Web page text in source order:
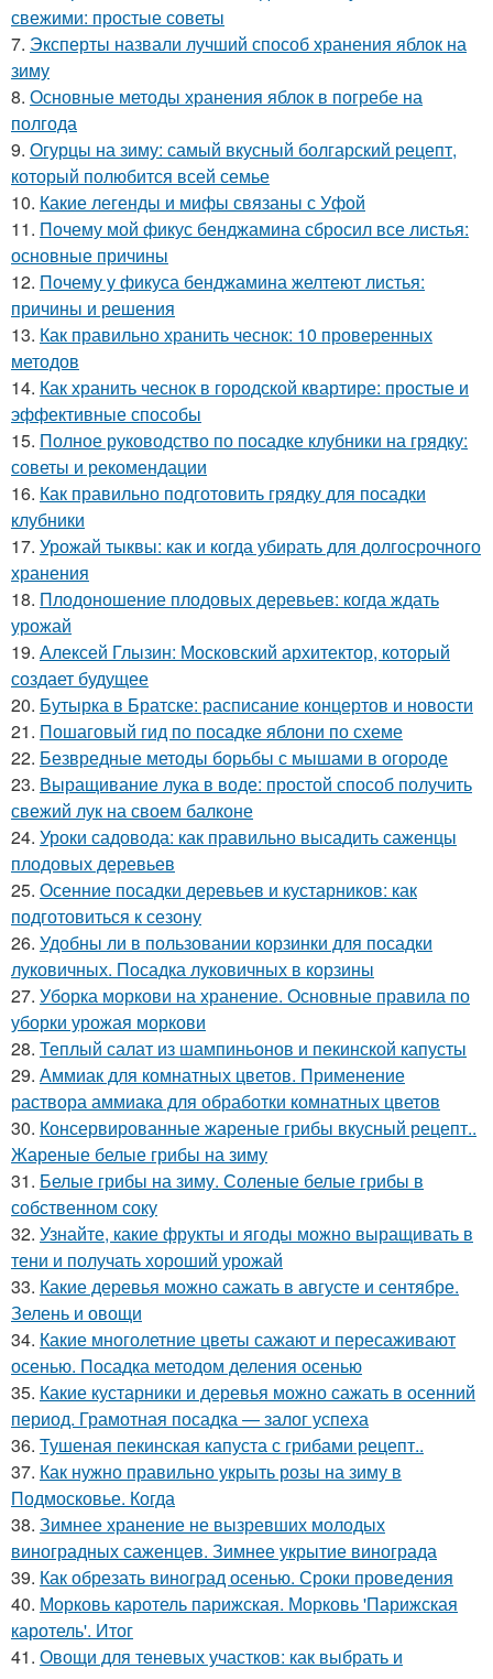
свежими: простые советы
7. Эксперты назвали лучший способ хранения яблок на
зиму
8. Основные методы хранения яблок в погребе на
полгода
9. Огурцы на зиму: самый вкусный болгарский рецепт,
который полюбится всей семье
10. Какие легенды и мифы связаны с Уфой
11. Почему мой фикус бенджамина сбросил все листья:
основные причины
12. Почему у фикуса бенджамина желтеют листья:
причины и решения
13. Как правильно хранить чеснок: 10 проверенных
методов
14. Как хранить чеснок в городской квартире: простые и
эффективные способы
15. Полное руководство по посадке клубники на грядку:
советы и рекомендации
16. Как правильно подготовить грядку для посадки
клубники
17. Урожай тыквы: как и когда убирать для долгосрочного
хранения
18. Плодоношение плодовых деревьев: когда ждать
урожай
19. Алексей Глызин: Московский архитектор, который
создает будущее
20. Бутырка в Братске: расписание концертов и новости
21. Пошаговый гид по посадке яблони по схеме
22. Безвредные методы борьбы с мышами в огороде
23. Выращивание лука в воде: простой способ получить
свежий лук на своем балконе
24. Уроки садовода: как правильно высадить саженцы
плодовых деревьев
25. Осенние посадки деревьев и кустарников: как
подготовиться к сезону
26. Удобны ли в пользовании корзинки для посадки
луковичных. Посадка луковичных в корзины
27. Уборка моркови на хранение. Основные правила по
уборки урожая моркови
28. Теплый салат из шампиньонов и пекинской капусты
29. Аммиак для комнатных цветов. Применение
раствора аммиака для обработки комнатных цветов
30. Консервированные жареные грибы вкусный рецепт..
Жареные белые грибы на зиму
31. Белые грибы на зиму. Соленые белые грибы в
собственном соку
32. Узнайте, какие фрукты и ягоды можно выращивать в
тени и получать хороший урожай
33. Какие деревья можно сажать в августе и сентябре.
Зелень и овощи
34. Какие многолетние цветы сажают и пересаживают
осенью. Посадка методом деления осенью
35. Какие кустарники и деревья можно сажать в осенний
период. Грамотная посадка — залог успеха
36. Тушеная пекинская капуста с грибами рецепт..
37. Как нужно правильно укрыть розы на зиму в
Подмосковье. Когда
38. Зимнее хранение не вызревших молодых
виноградных саженцев. Зимнее укрытие винограда
39. Как обрезать виноград осенью. Сроки проведения
40. Морковь каротель парижская. Морковь 'Парижская
каротель'. Итог
41. Овощи для теневых участков: как выбрать и